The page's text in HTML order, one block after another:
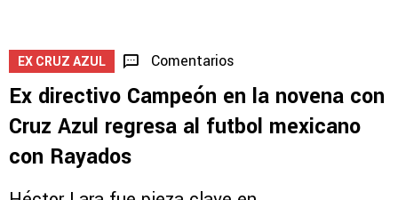
Comentarios
Ex directivo Campeón en la novena con